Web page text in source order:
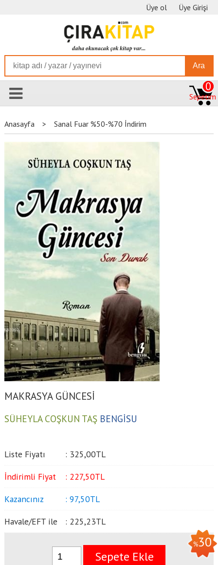
Üye ol Üye Girişi
Ara
Sepetim
0
Anasayfa > Sanal Fuar %50-%70 İndirim
MAKRASYA GÜNCESİ
SÜHEYLA COŞKUN TAŞ BENGİSU
Liste Fiyatı : 325,00TL
İndirimli Fiyat : 227,50TL
Kazancınız : 97,50TL
Havale/EFT ile : 225,23TL
%30
Sepete Ekle